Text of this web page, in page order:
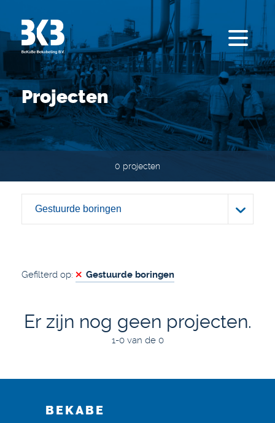
Projecten
0 projecten
Gefilterd op: Gestuurde boringen
Er zijn nog geen projecten.
1-0 van de 0
BEKABE